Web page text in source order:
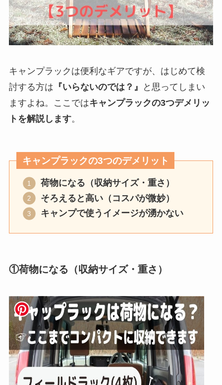
キャンプラックは便利なギアですが、はじめて検
討する方は 『いらないのでは？』
と思ってしまい
ますよね。ここではキャンプラックの3つデメリッ
トを解説します。
キャンプラックの3つのデメリット
荷物になる（収納サイズ・重さ）
そろえると高い（コスパが微妙）
キャンプで使うイメージが湧かない
①荷物になる（収納サイズ・重さ）